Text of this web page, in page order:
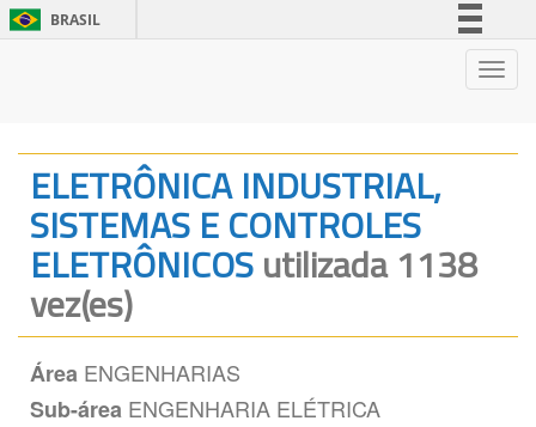
BRASIL
Legislação
Canais
ELETRÔNICA INDUSTRIAL,
SISTEMAS E CONTROLES
ELETRÔNICOSutilizada 1138
vez(es)
Área ENGENHARIAS
Sub-área ENGENHARIA ELÉTRICA